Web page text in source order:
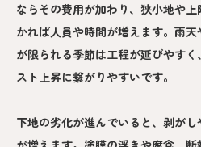
ならその費用が加わり、狭小地や
かれば人員や時間が増えます。雨
が限られる季節は工程が延びやす
スト上昇に繋がりやすいです。
下地の劣化が進んでいると、剥が